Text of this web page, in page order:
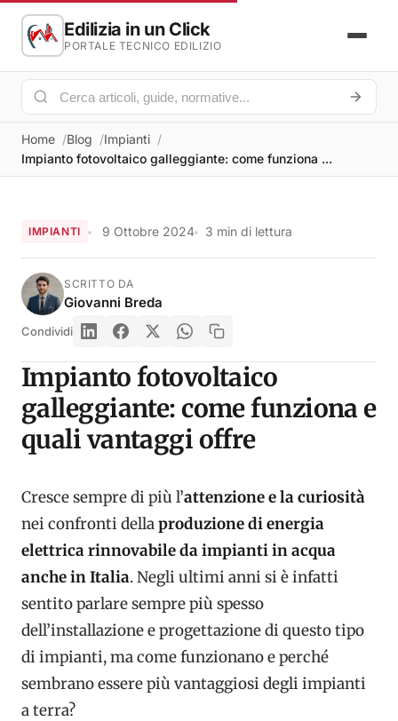
Edilizia in un Click
PORTALE TECNICO EDILIZIO
Home Blog
Impianti
Impianto fotovoltaico galleggiante: come funziona ...
IMPIANTI 9 Ottobre 2024 3 min di lettura
SCRITTO DA
Giovanni Breda
Condividi
Impianto fotovoltaico
galleggiante: come funziona e
quali vantaggi offre
Cresce sempre di più l’attenzione e la curiosità
nei confronti dellaproduzione di energia
elettrica rinnovabile da impianti in acqua
anche in Italia. Negli ultimi anni si è infatti
sentito parlare sempre più spesso
dell’installazione e progettazione di questo tipo
di impianti, ma come funzionano e perché
sembrano essere più vantaggiosi degli impianti
a terra?